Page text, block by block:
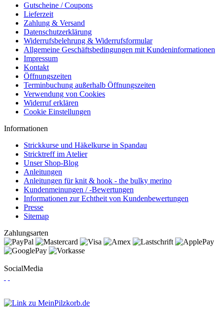
Gutscheine / Coupons
Lieferzeit
Zahlung & Versand
Datenschutzerklärung
Widerrufsbelehrung & Widerrufsformular
Allgemeine Geschäftsbedingungen mit Kundeninformationen
Impressum
Kontakt
Öffnungszeiten
Terminbuchung außerhalb Öffnungszeiten
Verwendung von Cookies
Widerruf erklären
Cookie Einstellungen
Informationen
Strickkurse und Häkelkurse in Spandau
Stricktreff im Atelier
Unser Shop-Blog
Anleitungen
Anleitungen für knit & hook - the bulky merino
Kundenmeinungen / -Bewertungen
Informationen zur Echtheit von Kundenbewertungen
Presse
Sitemap
Zahlungsarten
SocialMedia